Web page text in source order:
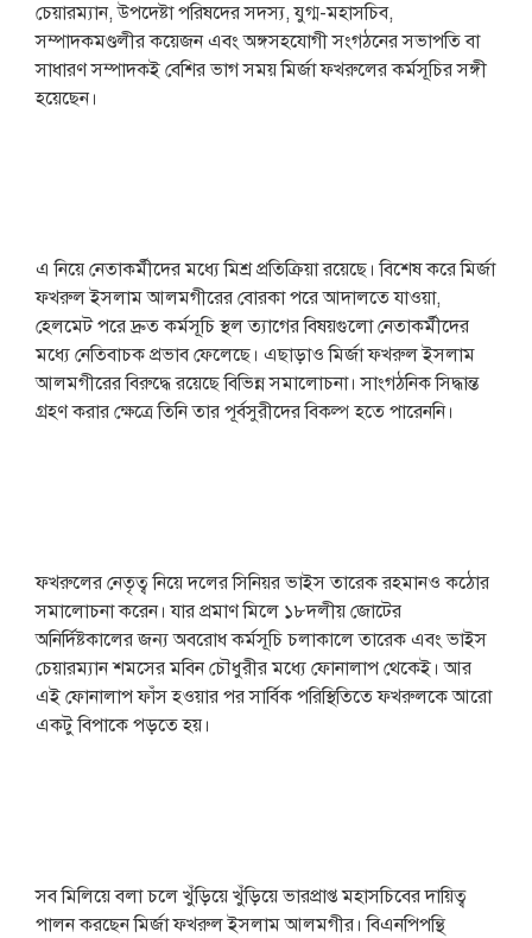
চেয়ারম্যান, উপদেষ্টা পরিষদের সদস্য, যুগ্ম-মহাসচিব,
সম্পাদকমণ্ডলীর কয়েজন এবং অঙ্গসহযোগী সংগঠনের সভাপতি বা
সাধারণ সম্পাদকই বেশির ভাগ সময় মির্জা ফখরুলের কর্মসূচির সঙ্গী
হয়েছেন।
এ নিয়ে নেতাকর্মীদের মধ্যে মিশ্র প্রতিক্রিয়া রয়েছে। বিশেষ করে মির্জা
ফখরুল ইসলাম আলমগীরের বোরকা পরে আদালতে যাওয়া,
হেলমেট পরে দ্রুত কর্মসূচি স্থল ত্যাগের বিষয়গুলো নেতাকর্মীদের
মধ্যে নেতিবাচক প্রভাব ফেলেছে। এছাড়াও মির্জা ফখরুল ইসলাম
আলমগীরের বিরুদ্ধে রয়েছে বিভিন্ন সমালোচনা। সাংগঠনিক সিদ্ধান্ত
গ্রহণ করার ক্ষেত্রে তিনি তার পূর্বসুরীদের বিকল্প হতে পারেননি।
ফখরুলের নেতৃত্ব নিয়ে দলের সিনিয়র ভাইস তারেক রহমানও কঠোর
সমালোচনা করেন। যার প্রমাণ মিলে ১৮দলীয় জোটের
অনির্দিষ্টকালের জন্য অবরোধ কর্মসূচি চলাকালে তারেক এবং ভাইস
চেয়ারম্যান শমসের মবিন চৌধুরীর মধ্যে ফোনালাপ থেকেই। আর
এই ফোনালাপ ফাঁস হওয়ার পর সার্বিক পরিস্থিতিতে ফখরুলকে আরো
একটু বিপাকে পড়তে হয়।
সব মিলিয়ে বলা চলে খুঁড়িয়ে খুঁড়িয়ে ভারপ্রাপ্ত মহাসচিবের দায়িত্ব
পালন করছেন মির্জা ফখরুল ইসলাম আলমগীর। বিএনপিপন্থি